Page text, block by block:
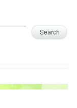
WORDPRESS SITE